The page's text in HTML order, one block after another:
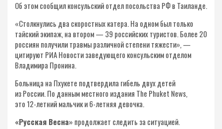
Об этом сообщил консульский отдел посольства РФ в Таиланде.
«Столкнулись два скоростных катера. На одном был только
тайский экипаж, на втором — 39 российских туристов. Более 20
россиян получили травмы различной степени тяжести», —
цитируют РИА Новости заведующего консульским отделом
Владимира Пронина.
Больница на Пхукете подтвердила гибель двух детей
из России. По данным местного издания The Phuket News,
это 12-летний мальчик и 6-летняя девочка.
«Русская Весна» продолжает следить за ситуацией.